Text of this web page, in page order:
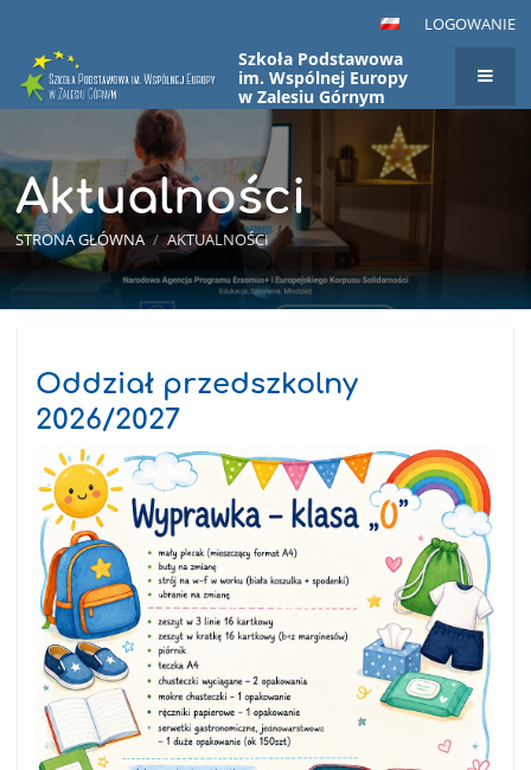
LOGOWANIE
Szkoła Podstawowa
im. Wspólnej Europy
w Zalesiu Górnym
Aktualności
STRONA GŁÓWNA / AKTUALNOŚCI
Oddział przedszkolny
2026/2027